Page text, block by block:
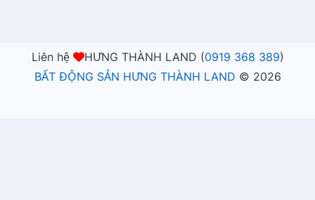
Liên hệ HƯNG THÀNH LAND (0919 368 389)
BẤT ĐỘNG SẢN HƯNG THÀNH LAND © 2026